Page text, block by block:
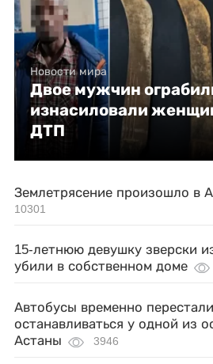
Новости мира
Двое мужчин
изнасиловали
ДТП
Землетрясение произошло в
10301
15-летнюю девушку зверски
убили в собственном доме
Автобусы временно перестали
останавливаться у одной из
Астаны
3946